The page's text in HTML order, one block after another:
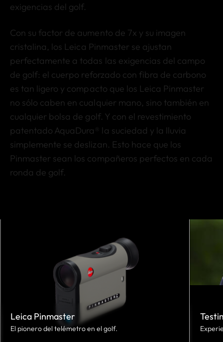
exigencias del golf.
Con su factor de aumento de 7x y su imagen
cristalina, los Leica Pinmaster se ajustan
perfectamente a todas las exigencias del campo
de golf: el cuerpo reforzado con fibra de carbono
es tan ligero y compacto que los Leica Pinmaster
no sólo caben en cualquier mano, sino también en
cualquier bolsa de golf. Y con el revestimiento
patentado AquaDura® la suciedad y la lluvia
simplemente se deslizan. Esto hace que los
Pinmaster sean los compañeros perfectos en cada
ronda de golf.
Leica Pinmaster
El pionero del telémetro en el golf.